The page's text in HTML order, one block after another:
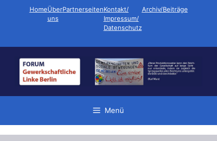
HomeÜber
uns
PartnerseitenKontakt/
Impressum/
Datenschutz
Archiv/Beiträge
Menü